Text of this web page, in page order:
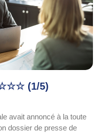
(1/5)
avait annoncé à la toute
dossier de presse de